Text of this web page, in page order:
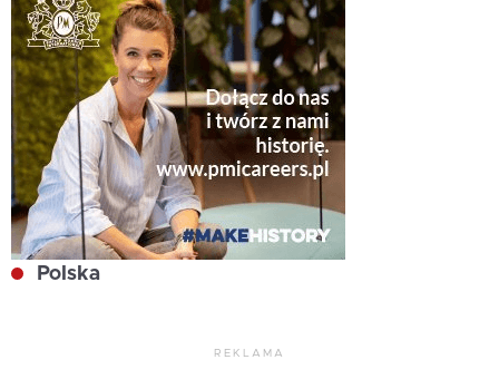
Polska
REKLAMA